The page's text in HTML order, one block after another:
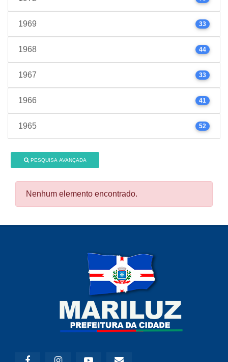
1969 33
1968 44
1967 33
1966 41
1965 52
PESQUISA AVANÇADA
Nenhum elemento encontrado.